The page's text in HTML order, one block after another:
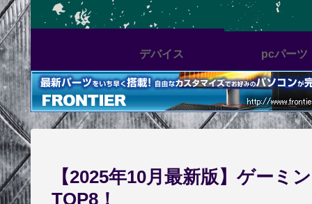
デバイス pcパーツ
【2025年10月最新版】ゲー
TOP8！